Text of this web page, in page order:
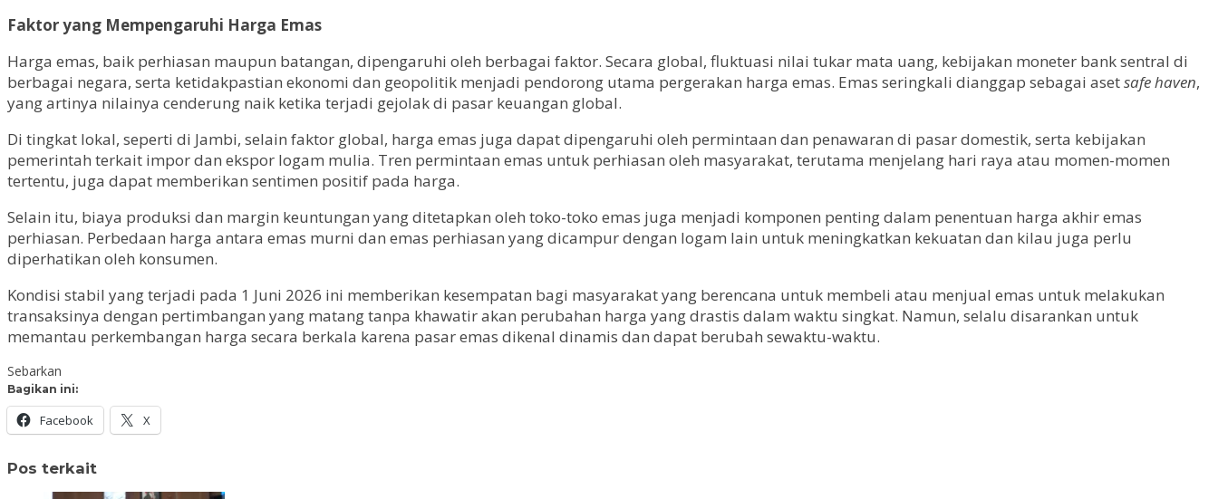
Faktor yang Mempengaruhi Harga Emas
Harga emas, baik perhiasan maupun batangan, dipengaruhi oleh berbagai faktor. Secara global, fluktuasi nilai tukar mata uang, kebijakan moneter bank sentral di
berbagai negara, serta ketidakpastian ekonomi dan geopolitik menjadi pendorong utama pergerakan harga emas. Emas seringkali dianggap sebagai asetsafe haven,
yang artinya nilainya cenderung naik ketika terjadi gejolak di pasar keuangan global.
Di tingkat lokal, seperti di Jambi, selain faktor global, harga emas juga dapat dipengaruhi oleh permintaan dan penawaran di pasar domestik, serta kebijakan
pemerintah terkait impor dan ekspor logam mulia. Tren permintaan emas untuk perhiasan oleh masyarakat, terutama menjelang hari raya atau momen-momen
tertentu, juga dapat memberikan sentimen positif pada harga.
Selain itu, biaya produksi dan margin keuntungan yang ditetapkan oleh toko-toko emas juga menjadi komponen penting dalam penentuan harga akhir emas
perhiasan. Perbedaan harga antara emas murni dan emas perhiasan yang dicampur dengan logam lain untuk meningkatkan kekuatan dan kilau juga perlu
diperhatikan oleh konsumen.
Kondisi stabil yang terjadi pada 1 Juni 2026 ini memberikan kesempatan bagi masyarakat yang berencana untuk membeli atau menjual emas untuk melakukan
transaksinya dengan pertimbangan yang matang tanpa khawatir akan perubahan harga yang drastis dalam waktu singkat. Namun, selalu disarankan untuk
memantau perkembangan harga secara berkala karena pasar emas dikenal dinamis dan dapat berubah sewaktu-waktu.
Sebarkan
Bagikan ini:
Facebook X
Pos terkait